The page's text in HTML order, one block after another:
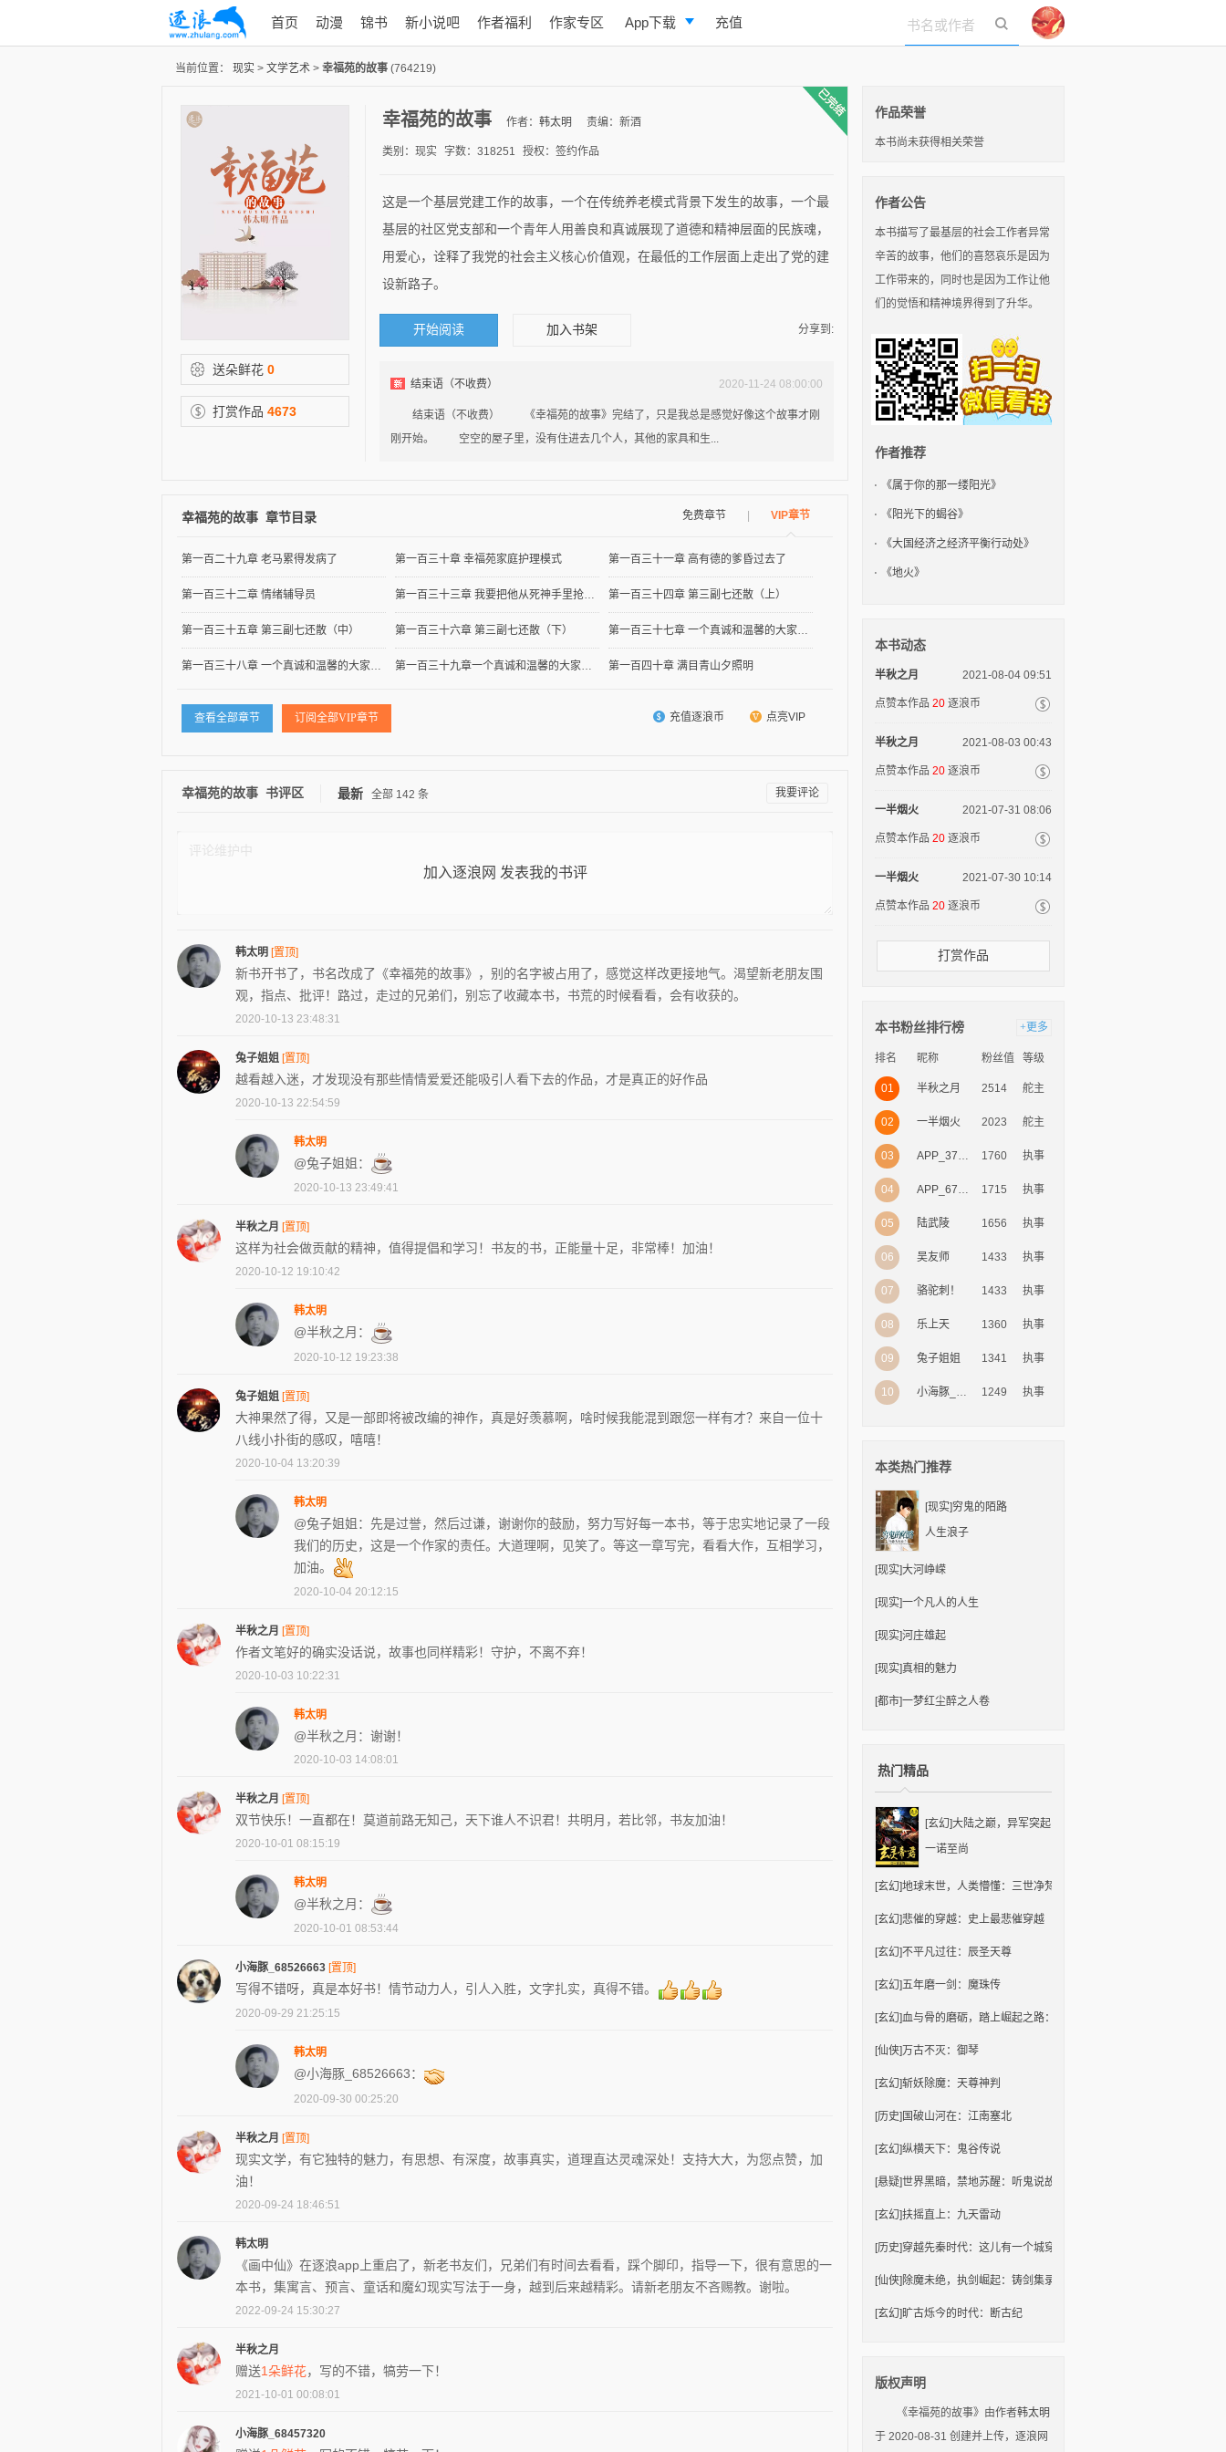
首页 动漫 锦书 新小说吧 作者福利 作家专区 App下载 充值
当前位置： 现实 > 文学艺术 > 幸福苑的故事 (764219)
送朵鲜花 0
打赏作品 4673
幸福苑的故事 作者： 韩太明 责编：新酒
类别：现实 字数：318251 授权：签约作品
这是一个基层党建工作的故事，一个在传统养老模式背景下发生的故事，一个最
基层的社区党支部和一个青年人用善良和真诚展现了道德和精神层面的民族魂，
用爱心，诠释了我党的社会主义核心价值观，在最低的工作层面上走出了党的建
设新路子。
开始阅读 加入书架 分享到:
2020-11-24 08:00:00
结束语（不收费）
结束语（不收费） 《幸福苑的故事》完结了，只是我总是感觉好像这个故事才刚
刚开始。 空空的屋子里，没有住进去几个人，其他的家具和生...
幸福苑的故事 章节目录 免费章节 VIP章节
第一百二十九章 老马累得发病了 第一百三十章 幸福苑家庭护理模式 第一百三十一章 高有德的爹昏过去了
第一百三十二章 情绪辅导员 第一百三十三章 我要把他从死神手里抢回来 第一百三十四章 第三副七还散（上）
第一百三十五章 第三副七还散（中） 第一百三十六章 第三副七还散（下） 第一百三十七章 一个真诚和温馨的大家庭（上）
第一百三十八章 一个真诚和温馨的大家庭（中） 第一百三十九章一个真诚和温馨的大家庭（下） 第一百四十章 满目青山夕照明
查看全部章节 订阅全部VIP章节 充值逐浪币 点亮VIP
幸福苑的故事 书评区 最新 全部 142 条 我要评论
加入逐浪网 发表我的书评
韩太明 [置顶]
新书开书了，书名改成了《幸福苑的故事》，别的名字被占用了，感觉这样改更接地气。渴望新老朋友围
观，指点、批评！路过，走过的兄弟们，别忘了收藏本书，书荒的时候看看，会有收获的。
2020-10-13 23:48:31
兔子姐姐 [置顶]
越看越入迷，才发现没有那些情情爱爱还能吸引人看下去的作品，才是真正的好作品
2020-10-13 22:54:59
韩太明
@兔子姐姐：
2020-10-13 23:49:41
半秋之月 [置顶]
这样为社会做贡献的精神，值得提倡和学习！书友的书，正能量十足，非常棒！加油！
2020-10-12 19:10:42
韩太明
@半秋之月：
2020-10-12 19:23:38
兔子姐姐 [置顶]
大神果然了得，又是一部即将被改编的神作，真是好羡慕啊，啥时候我能混到跟您一样有才？来自一位十
八线小扑街的感叹，嘻嘻！
2020-10-04 13:20:39
韩太明
@兔子姐姐：先是过誉，然后过谦，谢谢你的鼓励，努力写好每一本书，等于忠实地记录了一段
我们的历史，这是一个作家的责任。大道理啊，见笑了。等这一章写完，看看大作，互相学习，
加油。
2020-10-04 20:12:15
半秋之月 [置顶]
作者文笔好的确实没话说，故事也同样精彩！守护，不离不弃！
2020-10-03 10:22:31
韩太明
@半秋之月：谢谢！
2020-10-03 14:08:01
半秋之月 [置顶]
双节快乐！一直都在！莫道前路无知己，天下谁人不识君！共明月，若比邻，书友加油！
2020-10-01 08:15:19
韩太明
@半秋之月：
2020-10-01 08:53:44
小海豚_68526663 [置顶]
写得不错呀，真是本好书！情节动力人，引人入胜，文字扎实，真得不错。
2020-09-29 21:25:15
韩太明
@小海豚_68526663：
2020-09-30 00:25:20
半秋之月 [置顶]
现实文学，有它独特的魅力，有思想、有深度，故事真实，道理直达灵魂深处！支持大大，为您点赞，加
油！
2020-09-24 18:46:51
韩太明
《画中仙》在逐浪app上重启了，新老书友们，兄弟们有时间去看看，踩个脚印，指导一下，很有意思的一
本书，集寓言、预言、童话和魔幻现实写法于一身，越到后来越精彩。请新老朋友不吝赐教。谢啦。
2022-09-24 15:30:27
半秋之月
赠送1朵鲜花，写的不错，犒劳一下！
2021-10-01 00:08:01
小海豚_68457320
作品荣誉
本书尚未获得相关荣誉
作者公告
本书描写了最基层的社会工作者异常
辛苦的故事，他们的喜怒哀乐是因为
工作带来的，同时也是因为工作让他
们的觉悟和精神境界得到了升华。
作者推荐
《属于你的那一缕阳光》
《阳光下的蝎谷》
《大国经济之经济平衡行动处》
《地火》
本书动态
半秋之月 2021-08-04 09:51
点赞本作品 20 逐浪币
半秋之月 2021-08-03 00:43
点赞本作品 20 逐浪币
一半烟火 2021-07-31 08:06
点赞本作品 20 逐浪币
一半烟火 2021-07-30 10:14
点赞本作品 20 逐浪币
打赏作品
本书粉丝排行榜 +更多
排名 昵称 粉丝值 等级
01 半秋之月 2514 舵主
02 一半烟火 2023 舵主
03 APP_37881674 1760 执事
04 APP_67211701 1715 执事
05 陆武陵 1656 执事
06 吴友师 1433 执事
07 骆驼刺！ 1433 执事
08 乐上天 1360 执事
09 兔子姐姐 1341 执事
10 小海豚_68457320 1249 执事
本类热门推荐
[现实]穷鬼的陌路
人生浪子
[现实]大河峥嵘
[现实]一个凡人的人生
[现实]河庄雄起
[现实]真相的魅力
[都市]一梦红尘醉之人卷
热门精品
[玄幻]大陆之巅，异军突起：玄灵帝君
一诺至尚
[玄幻]地球末世，人类懵懂：三世净梵
[玄幻]悲催的穿越：史上最悲催穿越
[玄幻]不平凡过往：辰圣天尊
[玄幻]五年磨一剑：魔珠传
[玄幻]血与骨的磨砺，踏上崛起之路：绝世帝君
[仙侠]万古不灭：御琴
[玄幻]斩妖除魔：天尊神判
[历史] 国破山河在：江南塞北
[玄幻]纵横天下：鬼谷传说
[悬疑]世界黑暗，禁地苏醒：听鬼说故事
[玄幻]扶摇直上：九天雷动
[历史]穿越先秦时代：这儿有一个城穿
[仙侠] 除魔未绝，执剑崛起：铸剑集录
[玄幻]旷古烁今的时代：断古纪
版权声明
《幸福苑的故事》由作者韩太明
于 2020-08-31 创建并上传，逐浪网